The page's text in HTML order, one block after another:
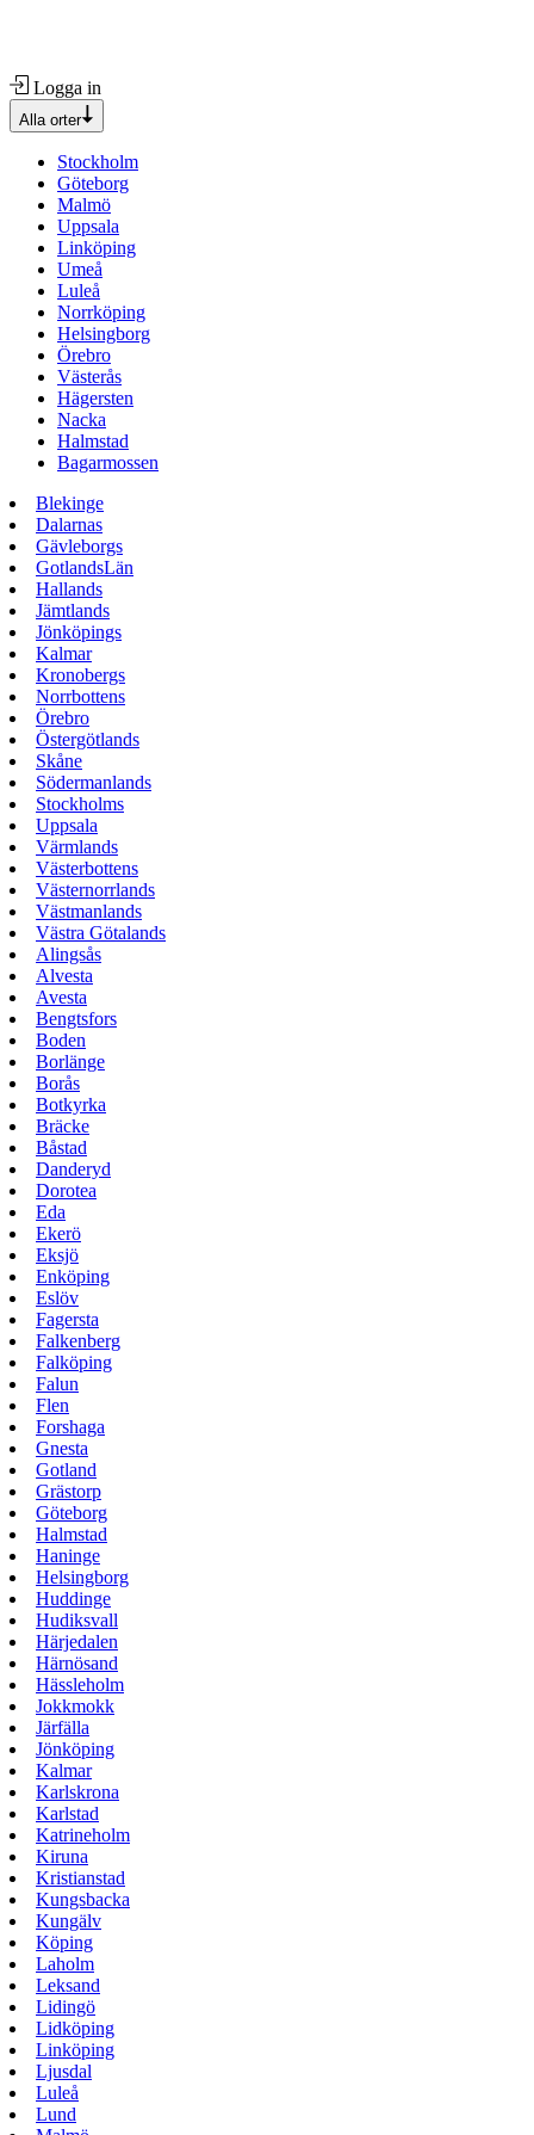
Logga in
Alla orter
Stockholm
Göteborg
Malmö
Uppsala
Linköping
Umeå
Luleå
Norrköping
Helsingborg
Örebro
Västerås
Hägersten
Nacka
Halmstad
Bagarmossen
Blekinge
Dalarnas
Gävleborgs
GotlandsLän
Hallands
Jämtlands
Jönköpings
Kalmar
Kronobergs
Norrbottens
Örebro
Östergötlands
Skåne
Södermanlands
Stockholms
Uppsala
Värmlands
Västerbottens
Västernorrlands
Västmanlands
Västra Götalands
Alingsås
Alvesta
Avesta
Bengtsfors
Boden
Borlänge
Borås
Botkyrka
Bräcke
Båstad
Danderyd
Dorotea
Eda
Ekerö
Eksjö
Enköping
Eslöv
Fagersta
Falkenberg
Falköping
Falun
Flen
Forshaga
Gnesta
Gotland
Grästorp
Göteborg
Halmstad
Haninge
Helsingborg
Huddinge
Hudiksvall
Härjedalen
Härnösand
Hässleholm
Jokkmokk
Järfälla
Jönköping
Kalmar
Karlskrona
Karlstad
Katrineholm
Kiruna
Kristianstad
Kungsbacka
Kungälv
Köping
Laholm
Leksand
Lidingö
Lidköping
Linköping
Ljusdal
Luleå
Lund